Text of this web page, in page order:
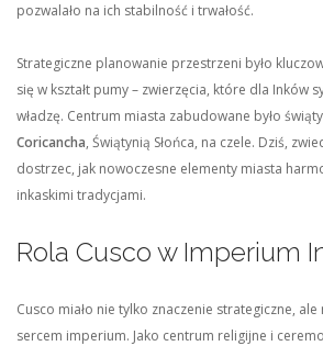
pozwalało na ich stabilność i trwałość.
Strategiczne planowanie przestrzeni było
się w kształt pumy – zwierzęcia, które dla Inków
władzę. Centrum miasta zabudowane było
Coricancha, Świątynią Słońca, na czele. Dziś,
dostrzec, jak nowoczesne elementy miasta
inkaskimi tradycjami.
Rola Cusco w Imperium
Cusco miało nie tylko znaczenie strategiczne,
sercem imperium. Jako centrum religijne i